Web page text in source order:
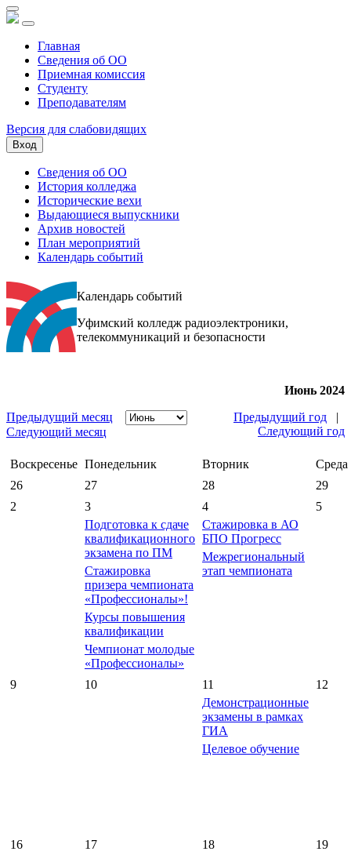
Главная
Сведения об ОО
Приемная комиссия
Студенту
Преподавателям
Версия для слабовидящих
Вход
Сведения об ОО
История колледжа
Исторические вехи
Выдающиеся выпускники
Архив новостей
План мероприятий
Календарь событий
Календарь событий
Уфимский колледж радиоэлектроники,
телекоммуникаций и безопасности
Июнь 2024
Предыдущий месяц
Следующий месяц
Предыдущий год |
Следующий год
Воскресенье Понедельник Вторник
Среда
26
27 28
29
2
3
Подготовка к сдаче
квалификационного
экзамена по ПМ
Стажировка
призера чемпионата
«Профессионалы»!
Курсы повышения
квалификации
Чемпионат молодые
«Профессионалы»
4
Стажировка в АО
БПО Прогресс
Межрегиональный
этап чемпионата
5
9 10
11
Демонстрационные
экзамены в рамках
ГИА
Целевое обучение
12
16 17 18
19